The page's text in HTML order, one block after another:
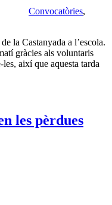
Convocatòries,
la Castanyada a l’escola.
gràcies als voluntaris
les, així que aquesta tarda
les pèrdues